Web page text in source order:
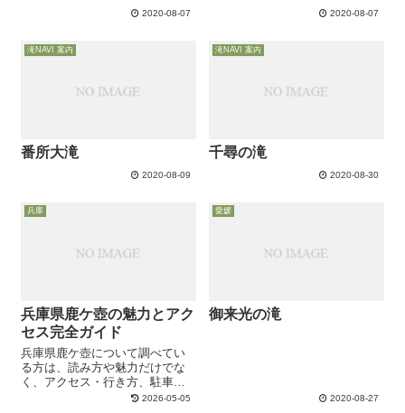
2020-08-07 2020-08-07
滝NAVI 案内
番所大滝
2020-08-09
滝NAVI 案内
千尋の滝
2020-08-30
兵庫
兵庫県鹿ケ壺の魅力とアク
セス完全ガイド
兵庫県鹿ケ壺について調べてい
る方は、読み方や魅力だけでな
く、アクセス・行き方、駐車
場、駐車場からの所要時間、遊
2026-05-05
愛媛
御来光の滝
2020-08-27